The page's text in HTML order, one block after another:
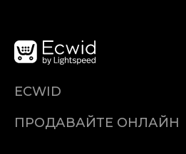
ECWID
Помощен център
ПРОДАВАЙТЕ ОНЛАЙН